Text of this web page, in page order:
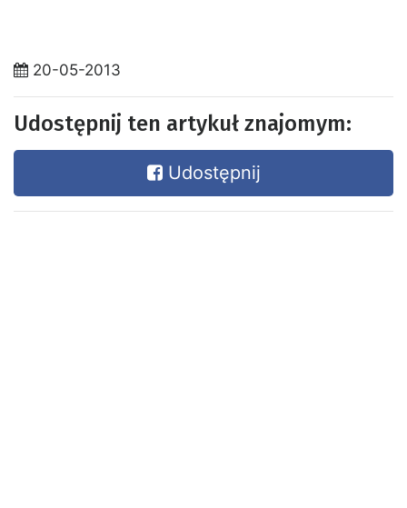
20-05-2013
Udostępnij ten artykuł znajomym:
Udostępnij